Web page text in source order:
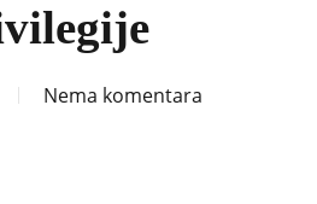
Nema komentara